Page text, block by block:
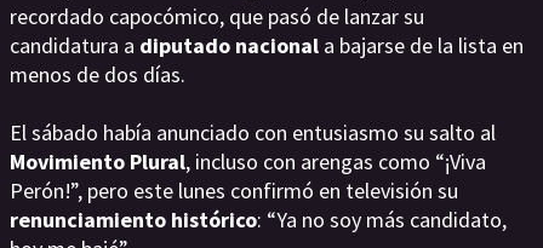
recordado capocómico, que pasó de lanzar su
candidatura a diputado nacional a bajarse de la lista en
menos de dos días.
El sábado había anunciado con entusiasmo su salto al
Movimiento Plural, incluso con arengas como “¡Viva
Perón!”, pero este lunes confirmó en televisión su
renunciamiento histórico: “Ya no soy más candidato,